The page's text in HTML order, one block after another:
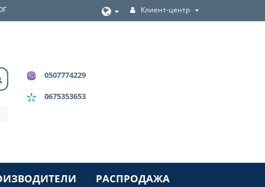
Клиент-центр
0507774229
0675353653
РАСПРОДАЖА